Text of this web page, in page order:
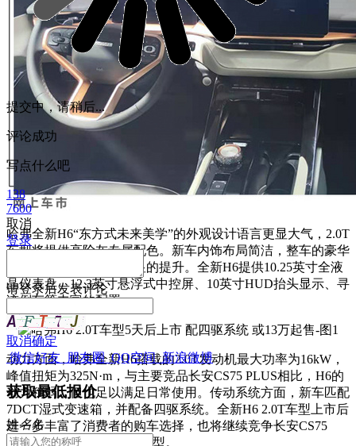
哈弗全新H6“东方式未来美学”的外观设计语言更显大气，2.0T
车型将提供高阶灰专属配色。新车内饰布局简洁，整车的豪华
感、科技感都得到了明显的提升。全新H6提供10.25英寸全液
晶仪表盘、12.3英寸悬浮式中控屏、10英寸HUD抬头显示、寻
迹倒车等丰富的配置。
动力方面，哈弗全新H6搭载的2.0T发动机最大功率为16kW，
峰值扭矩为325N·m，与主要竞品长安CS75 PLUS相比，H6的
动力稍弱，但也足以满足日常使用。传动系统方面，新车匹配
7DCT湿式变速箱，并配备四驱系统。全新H6 2.0T车型上市后
进一步丰富了消费者的购车选择，也将继续竞争长安CS75
PLUS、吉利博越PRO等车型。
提交中，请稍后...
评论成功
写点什么吧
138
7600
取消
登录
请登录后发表评论
取消确定
微信好友 朋友圈 QQ空间 新浪微博
获取最低报价
姓名名